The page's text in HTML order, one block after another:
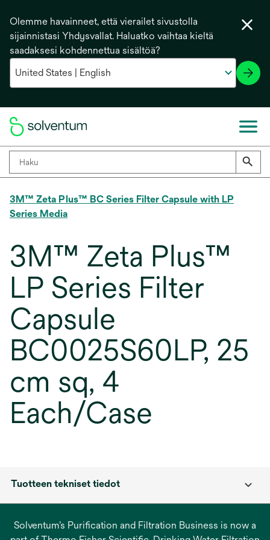
Olemme havainneet, että vierailet sivustolla
sijainnistasi Yhdysvallat. Haluatko vaihtaa kieltä
saadaksesi kohdennettua sisältöä?
3M™ Zeta Plus™ BC Series Filter Capsule with LP
Series Media
3M™ Zeta Plus™
LP Series Filter
Capsule
BC0025S60LP, 25
cm sq, 4
Each/Case
Tuotteen tekniset tiedot
Solventum’s Purification and Filtration Business is now a